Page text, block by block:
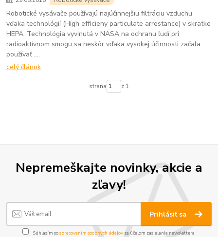
Robotické vysávače používajú najúčinnejšiu filtráciu vzduchu
vďaka technológií (High efficieny particulate arrestance) v skratke
HEPA. Technológia vyvinutá v NASA na ochranu ľudí pri
radioaktívnom smogu sa neskôr vďaka vysokej účinnosti začala
používať ....
celý článok
strana z 1
Nepremeškajte novinky, akcie a
zľavy!
Prihlásiť sa
Súhlasím sospracovaním osobných údajov za účelom zasielania newslettera.